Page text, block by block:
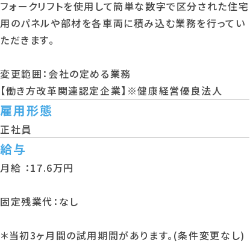
フォークリフトを使用して簡単な数字で区分された住宅
用のパネルや部材を各車両に積み込む業務を行ってい
ただきます。
変更範囲：会社の定める業務
【働き方改革関連認定企業】※健康経営優良法人
雇用形態
正社員
給与
月給 ：17.6万円
固定残業代：なし
＊当初3ヶ月間の試用期間があります。(条件変更なし)